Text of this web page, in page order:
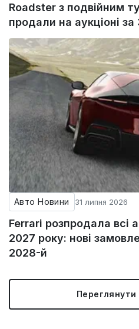
Roadster з подвійним
продали на аукціоні
Авто Новини 31 липня 2026
Ferrari розпродала всі
2027 року: нові
2028-й
Переглянути